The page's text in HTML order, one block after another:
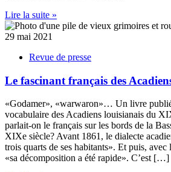
Lire la suite »
29 mai 2021
Revue de presse
Le fascinant français des
«Godamer», «warwaron»… Un livre
vocabulaire des Acadiens louisianais du
parlait-on le français sur les bords de la
XIXe siècle? Avant 1861, le dialecte
trois quarts de ses habitants». Et puis, avec
«sa décomposition a été rapide». C’est […]